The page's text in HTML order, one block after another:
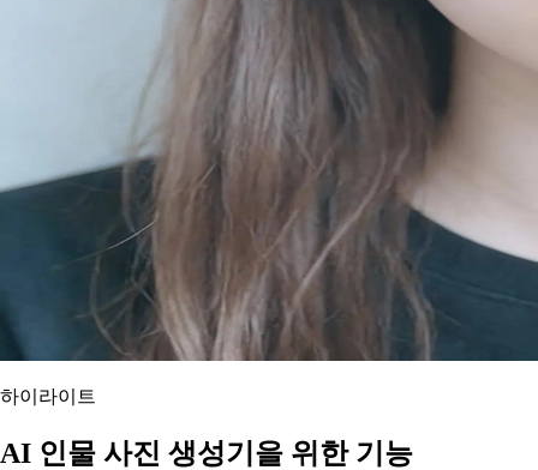
하이라이트
AI 인물 사진 생성기을 위한 기능